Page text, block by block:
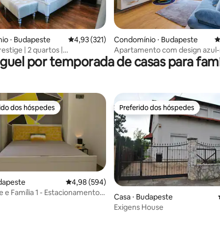
O elevador no
para ser usado para
de chegar, ele tem que ser
volta para o piso térreo.
de 5, 441 avaliações
⋅ Budapeste 4,93 de uma avaliação média de 5, 321
4,93 (321)
| 2 quartos |
gratuito
Condomínio ⋅ Budapeste
Apartamento com design
perto da Ponte Chain com ar-
condicionado
por temporada de casas para
preferidos dos hóspedes
dos hóspedes
4,98 de uma avaliação média de 5, 594
4,98 (594)
e Família 1 - Estacionamento
Preferido dos hóspedes
Preferido dos hóspedes
Casa ⋅ Budapeste
Exigens House